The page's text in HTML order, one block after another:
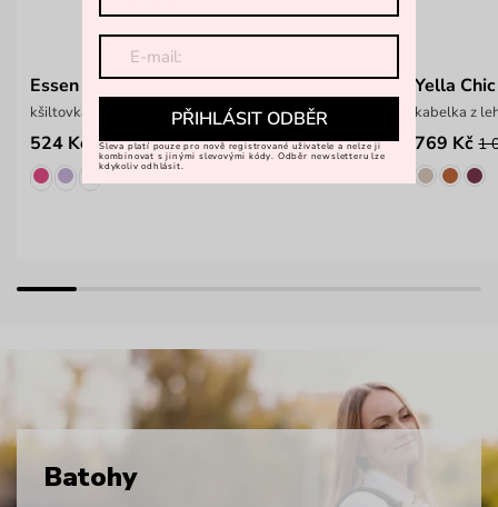
Essen Black
kšiltovka s nastavitelným obvodem
524 Kč 699 Kč
Yella
kabelka z
769 Kč 1
Batohy
PŘIHLÁSIT ODBĚR
Sleva platí pouze pro nově registrované uživatele a nelze ji
kombinovat s jinými slevovými kódy. Odběr newsletteru lze
kdykoliv odhlásit.